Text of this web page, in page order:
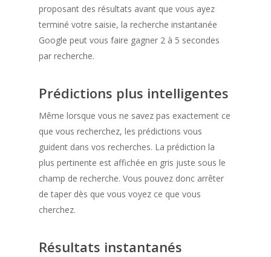
proposant des résultats avant que vous ayez
terminé votre saisie, la recherche instantanée
Google peut vous faire gagner 2 à 5 secondes
par recherche.
Prédictions plus intelligentes
Même lorsque vous ne savez pas exactement ce
que vous recherchez, les prédictions vous
guident dans vos recherches. La prédiction la
plus pertinente est affichée en gris juste sous le
champ de recherche. Vous pouvez donc arrêter
de taper dès que vous voyez ce que vous
cherchez.
Résultats instantanés